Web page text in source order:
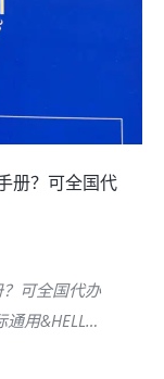
册？可全国代
？可全国代办
通用&HELL…